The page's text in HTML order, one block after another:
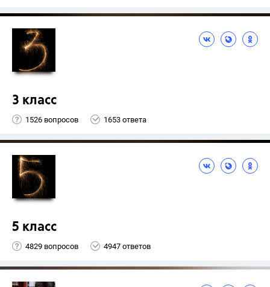
3 класс
1526 вопросов 1653 ответа
5 класс
4829 вопросов 4947 ответов